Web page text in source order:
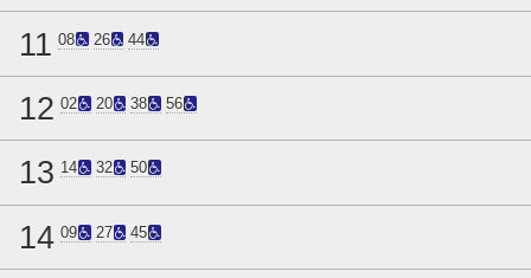
11 08 26 44
12 02 20 38 56
13 14 32 50
14 09 27 45